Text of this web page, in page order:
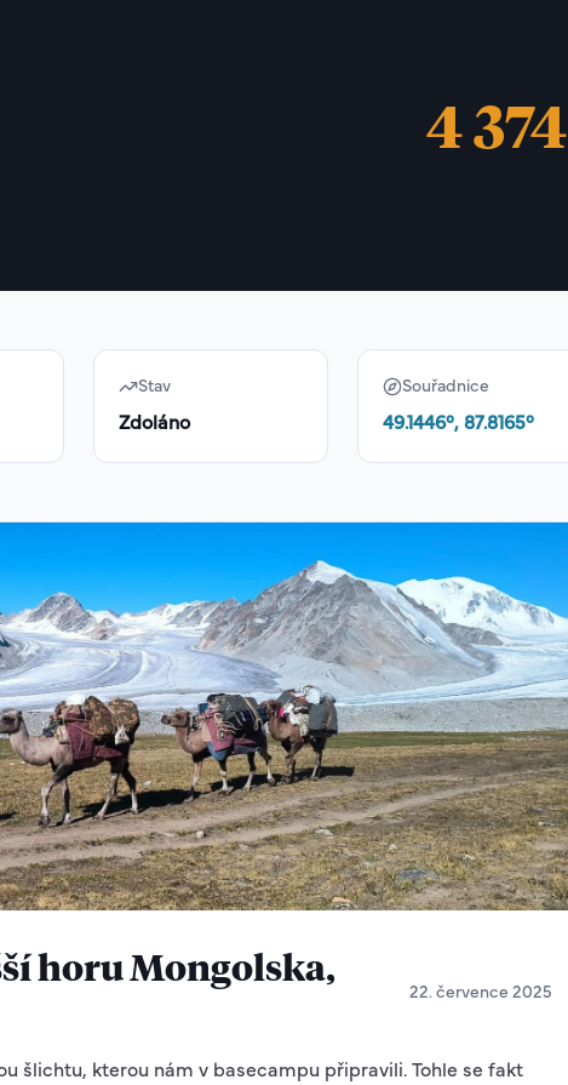
4 374
Stav
Zdoláno
Souřadnice
49.1446°, 87.8165°
horu Mongolska,
22. července 2025
šlichtu, kterou nám v basecampu připravili. Tohle se fakt